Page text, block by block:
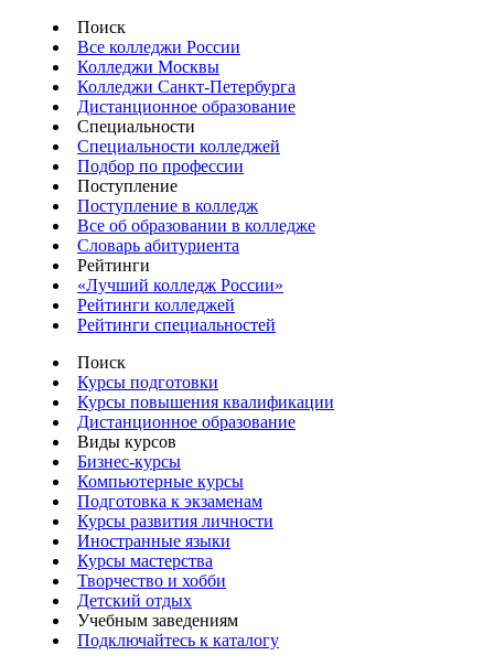
Поиск
Все колледжи России
Колледжи Москвы
Колледжи Санкт-Петербурга
Дистанционное образование
Специальности
Специальности колледжей
Подбор по профессии
Поступление
Поступление в колледж
Все об образовании в колледже
Словарь абитуриента
Рейтинги
«Лучший колледж России»
Рейтинги колледжей
Рейтинги специальностей
Поиск
Курсы подготовки
Курсы повышения квалификации
Дистанционное образование
Виды курсов
Бизнес-курсы
Компьютерные курсы
Подготовка к экзаменам
Курсы развития личности
Иностранные языки
Курсы мастерства
Творчество и хобби
Детский отдых
Учебным заведениям
Подключайтесь к каталогу